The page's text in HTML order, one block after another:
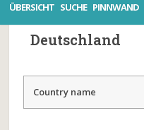
ÜBERSICHT SUCHE PINNWAND
General information
Deutschland
Country name